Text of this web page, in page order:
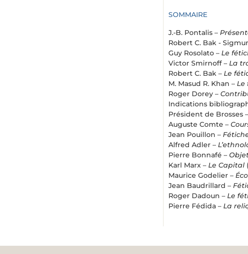
SOMMAIRE
J.-B. Pontalis –
Robert C. Bak -
Guy Rosolato – Le
Victor Smirnoff – La
Robert C. Bak – Le
M. Masud R. Khan – Le
Roger Dorey –
Indications
Président de Brosses –
Auguste Comte –
Jean Pouillon –
Alfred Adler –
Pierre Bonnafé –
Karl Marx – Le Capital
Maurice Godelier –
Jean Baudrillard –
Roger Dadoun – Le
Pierre Fédida – La